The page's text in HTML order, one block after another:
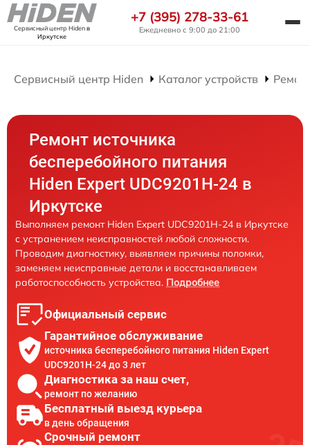
Сервисный центр Hidenв
Иркутске
+7 (395) 278-33-61
Ежедневно с 9:00 до 21:00
Сервисный центр Hiden Каталог устройств
Ремонт источника
бесперебойного питания
Hiden Expert UDC9201H-24 в
Иркутске
Выполняем ремонт Hiden Expert UDC9201H-24 в Иркутске
с устранением неисправностей любой сложности.
Проводим диагностику, выявляем причины поломки,
заменяем неисправные детали и восстанавливаем
работоспособность устройства. Подробнее
Официальный сервис
Гарантийное обслуживание
источника бесперебойного питания Hiden Expert
UDC9201H-24 до 3 лет
Диагностика за наш счет,
ремонт по желанию
Бесплатный выезд курьера
в день обращения
Срочный ремонт